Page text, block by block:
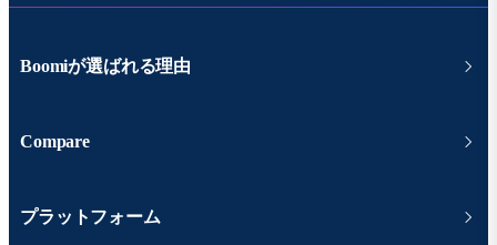
Boomiが選ばれる理由
Compare
プラットフォーム